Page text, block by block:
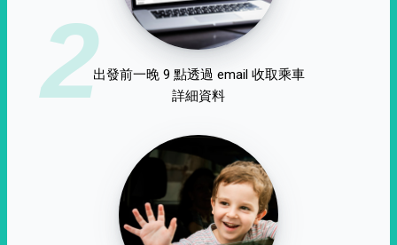
2出發前一晚 9 點透過 email 收取乘車
詳細資料